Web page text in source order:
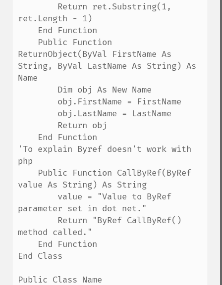
ret.Length - 1)
ReturnObject(ByVal FirstName As
String, ByVal LastName As String) As
Name
'To explain Byref doesn't work with
php
value As String) As String
parameter set in dot net."
method called."
End Class
Public Class Name